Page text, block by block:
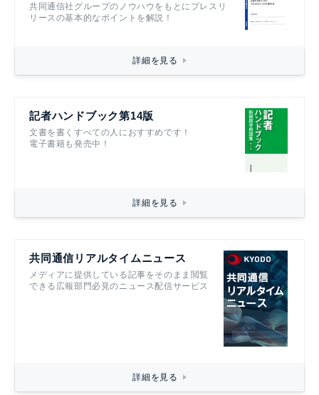
共同通信社グループのノウハウをもとにプレスリ
リースの基本的なポイントを解説！
詳細を見る
記者ハンドブック第14版
文書を書くすべての人におすすめです！
電子書籍も発売中！
詳細を見る
共同通信リアルタイムニュース
メディアに提供している記事をそのまま閲覧
できる広報部門必見のニュース配信サービス
詳細を見る